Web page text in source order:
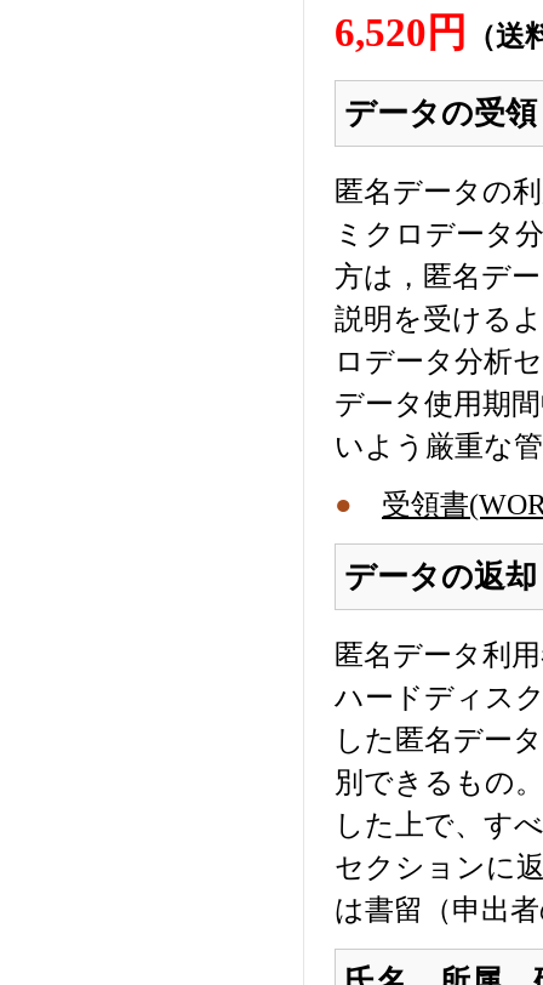
6,520円 （送
データの受
匿名データの
ミクロデータ
方は，匿名デ
説明を受ける
ロデータ分析
データ使用期
いよう厳重な
● 受領書
データの返
匿名データ利
ハードディス
した匿名デー
別できるもの
した上で、す
セクションに
は書留（申出